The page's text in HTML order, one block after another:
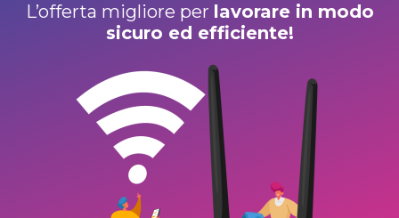
L’offerta migliore per lavorare in modo
sicuro ed efficiente!